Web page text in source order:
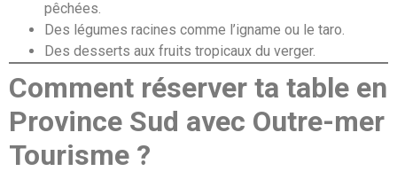
pêchées.
Des légumes racines comme l’igname ou le taro.
Des desserts aux fruits tropicaux du verger.
Comment réserver ta table en
Province Sud avec Outre-mer
Tourisme ?